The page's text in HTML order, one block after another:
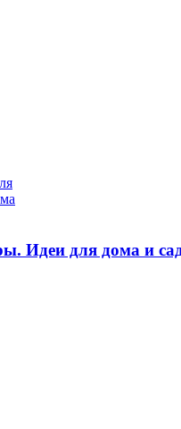
Идеи для дома и